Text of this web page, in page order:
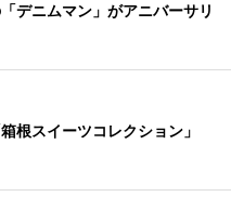
デニムマン」がアニバーサリ
根スイーツコレクション」